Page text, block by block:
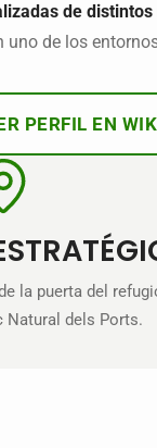
de distintos
uno de los
PERFIL EN
la puerta del
Natural dels Ports.